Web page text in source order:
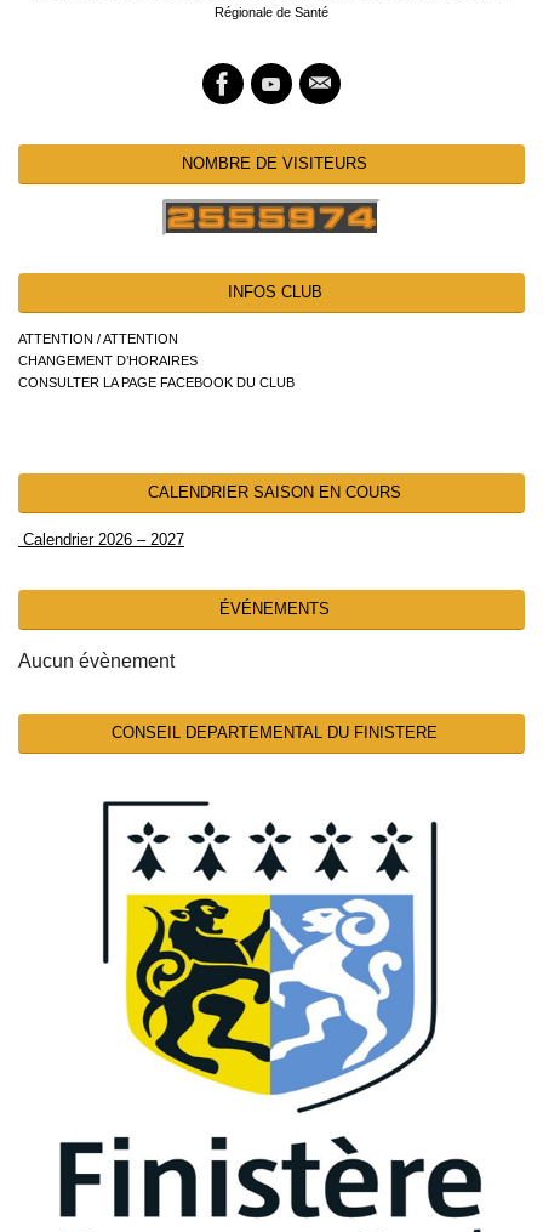
Régionale de Santé
NOMBRE DE VISITEURS
INFOS CLUB
ATTENTION / ATTENTION
CHANGEMENT D’HORAIRES
CONSULTER LA PAGE FACEBOOK DU CLUB
CALENDRIER SAISON EN COURS
Calendrier 2026 – 2027
ÉVÉNEMENTS
Aucun évènement
CONSEIL DEPARTEMENTAL DU FINISTERE